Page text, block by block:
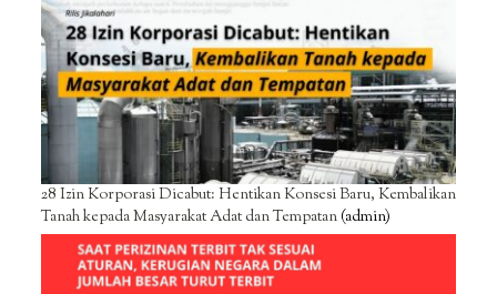
28 Izin Korporasi Dicabut: Hentikan Konsesi Baru, Kembalikan
Tanah kepada Masyarakat Adat dan Tempatan(admin)